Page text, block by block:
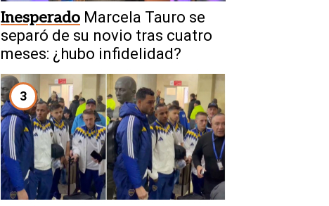
Inesperado Marcela Tauro se
separó de su novio tras cuatro
meses: ¿hubo infidelidad?
3